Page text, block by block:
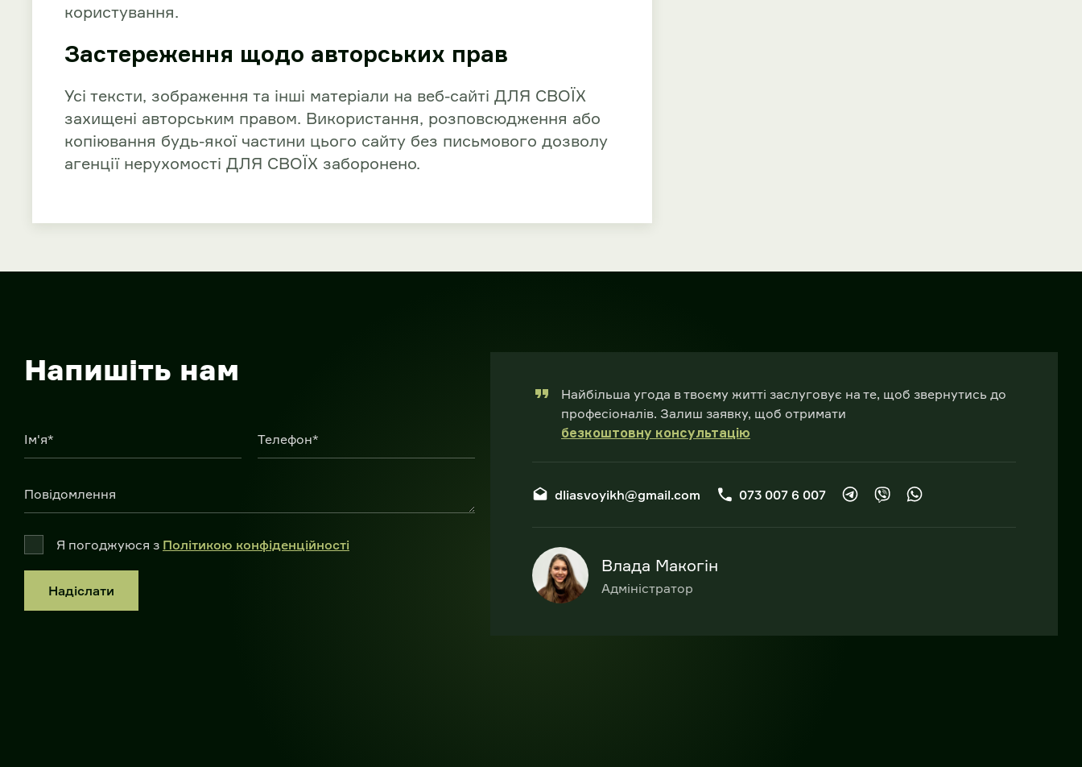
користування.
Застереження щодо авторських прав
Усі тексти, зображення та інші матеріали на веб-сайті ДЛЯ СВОЇХ
захищені авторським правом. Використання, розповсюдження або
копіювання будь-якої частини цього сайту без письмового дозволу
агенції нерухомості ДЛЯ СВОЇХ заборонено.
Напишіть нам
Ім'я* Телефон*
Повідомлення
Я погоджуюся з Політикою конфіденційності
Надіслати
Найбільша угода в твоєму житті заслуговує на те, щоб звернутись до
професіоналів. Залиш заявку, щоб отримати
безкоштовну консультацію
dliasvoyikh@gmail.com 073 007 6 007
Влада Макогін
Адміністратор